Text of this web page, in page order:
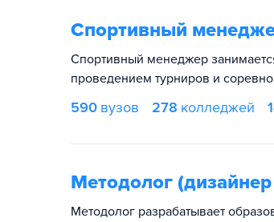
Спортивный
Спортивный менеджер
проведением турниров и
590 вузов 278 колледжей
Методолог
Методолог разрабатывает